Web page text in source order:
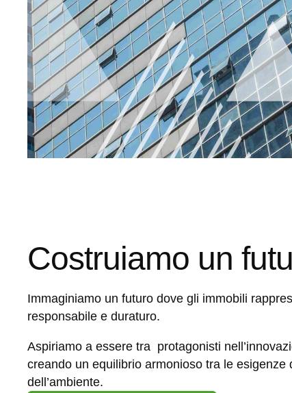
Costruiamo un
Immaginiamo un futuro dove gli immobili
responsabile e duraturo.
Aspiriamo a essere tra protagonisti
creando un equilibrio armonioso tra le esigenze
dell’ambiente.